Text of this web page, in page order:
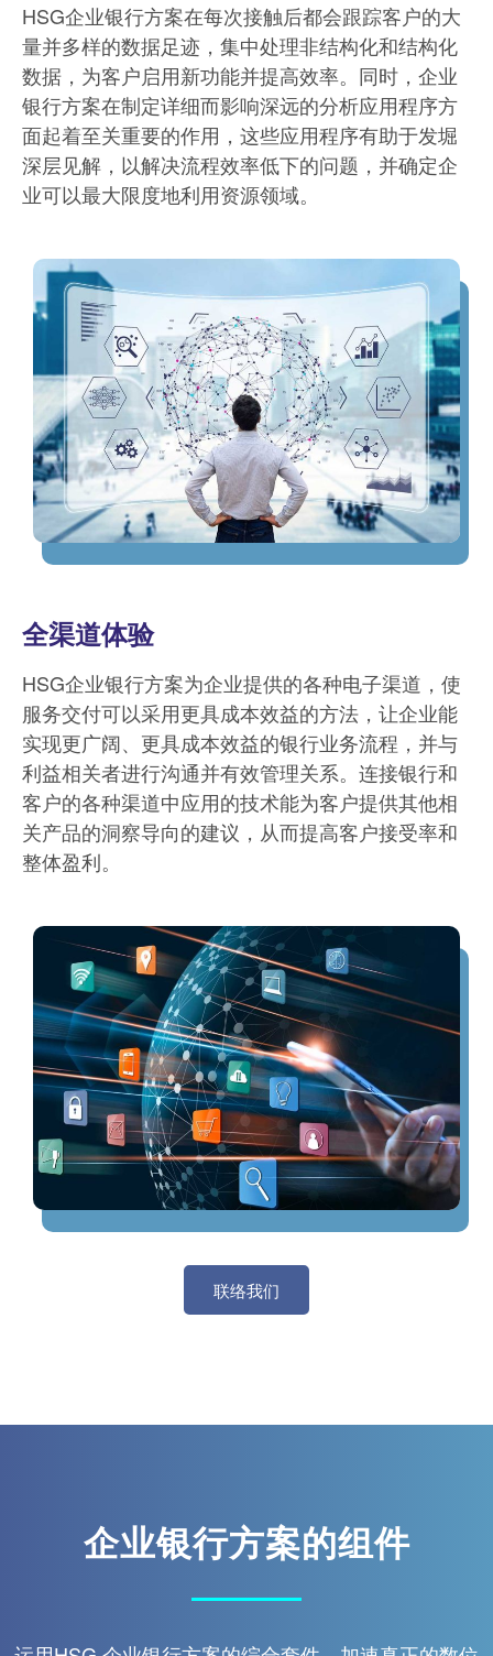
HSG企业银行方案在每次接触后都会跟踪客户的大
量并多样的数据足迹，集中处理非结构化和结构化
数据，为客户启用新功能并提高效率。同时，企业
银行方案在制定详细而影响深远的分析应用程序方
面起着至关重要的作用，这些应用程序有助于发堀
深层见解，以解决流程效率低下的问题，并确定企
业可以最大限度地利用资源领域。
全渠道体验
HSG企业银行方案为企业提供的各种电子渠道，使
服务交付可以采用更具成本效益的方法，让企业能
实现更广阔、更具成本效益的银行业务流程，并与
利益相关者进行沟通并有效管理关系。连接银行和
客户的各种渠道中应用的技术能为客户提供其他相
关产品的洞察导向的建议，从而提高客户接受率和
整体盈利。
联络我们
企业银行方案的组件